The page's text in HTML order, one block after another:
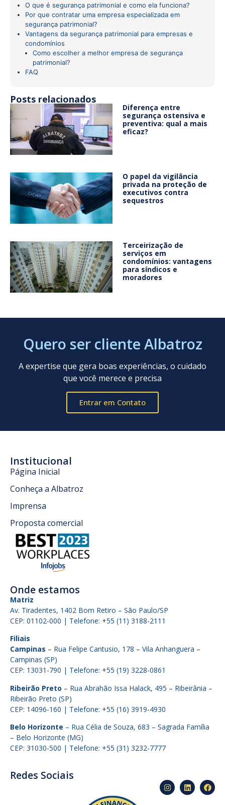
O que é segurança patrimonial e como ela funciona?
Por que contratar uma empresa especializada em
segurança patrimonial?
Vantagens da segurança patrimonial para empresas e
condomínios
Como escolher a melhor empresa de segurança
patrimonial?
FAQ
Posts relacionados
Diferença entre
segurança ostensiva e
preventiva: qual a mais
eficaz?
O papel da vigilância
privada na proteção de
executivos contra
sequestros
Terceirização de
serviços em
condomínios: vantagens
para síndicos e
moradores
Quero ser cliente Albatroz
A expertise que gera boas experiências, o cuidado
que você merece e precisa
Entrar em Contato
Institucional
Página Inicial
Conheça a Albatroz
Imprensa
Proposta comercial
Onde estamos
Matriz
Av. Tiradentes, 1402 Bom Retiro – São Paulo/SP
CEP: 01102-000 | Telefone: +55 (11) 3188-2111
Filiais
Campinas – Rua Felipe Cantusio, 178 – Vila Anhanguera –
Campinas (SP)
CEP: 13031-790 | Telefone: +55 (19) 3228-0861
Ribeirão Preto – Rua Abrahão Issa Halack, 495 – Ribeirânia –
Ribeirão Preto (SP)
CEP: 14096-160 | Telefone: +55 (16) 3919-4930
Belo Horizonte – Rua Célia de Souza, 683 – Sagrada Família
– Belo Horizonte (MG)
CEP: 31030-500 | Telefone: +55 (31) 3232-7777
Redes Sociais